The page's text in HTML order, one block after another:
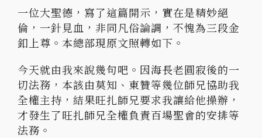
一位大聖德，寫了這篇開示，實在是精妙絕
倫，一針見血，非同凡俗論調，不愧為三段金
釦上尊。本總部現原文照轉如下。
今天就由我來說幾句吧。因海長老圓寂後的一
切法務，本該由莫知、東贊等幾位師兄協助我
全權主持，結果旺扎師兄要求我讓給他操辦，
才發生了旺扎師兄全權負責百場聖會的安排等
法務。